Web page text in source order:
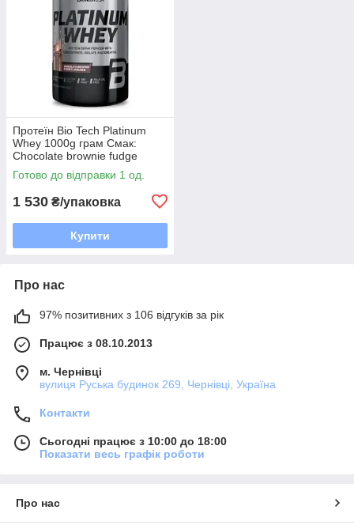
Протеїн Bio Tech Platinum
Whey 1000g грам Смак:
Chocolate brownie fudge
Готово до відправки 1 од.
1 530 ₴/упаковка
Купити
Про нас
97% позитивних з 106 відгуків за рік
Працює з 08.10.2013
м. Чернівці
вулиця Руська будинок 269, Чернівці, Україна
Контакти
Сьогодні працює з 10:00 до 18:00
Показати весь графік роботи
Про нас